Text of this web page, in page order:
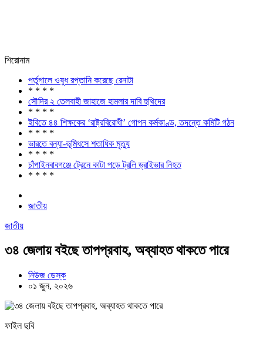
শিরোনাম
পর্তুগালে ওষুধ রপ্তানি করেছে রেনাটা
* * * *
সৌদির ২ তেলবাহী জাহাজে হামলার দাবি হুথিদের
* * * *
ইবিতে ৪৪ শিক্ষকের ‘রাষ্ট্রবিরোধী’ গোপন কর্মকাণ্ড, তদন্তে কমিটি গঠন
* * * *
ভারতে বন্যা-ভূমিধসে শতাধিক মৃত্যু
* * * *
চাঁপাইনবাবগঞ্জে ট্রেনে কাটা পড়ে ট্রলি ড্রাইভার নিহত
* * * *
জাতীয়
জাতীয়
৩৪ জেলায় বইছে তাপপ্রবাহ, অব্যাহত থাকতে পারে
নিউজ ডেস্ক
০১ জুন, ২০২৬
ফাইল ছবি